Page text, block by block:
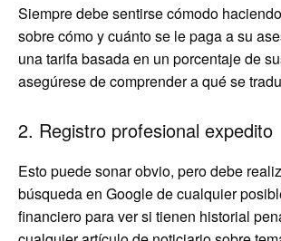
Siempre debe sentirse cómodo
sobre cómo y cuánto se le paga a su
una tarifa basada en un porcentaje de
asegúrese de comprender a qué se
2. Registro profesional expedito
Esto puede sonar obvio, pero debe
búsqueda en Google de cualquier
financiero para ver si tienen historial